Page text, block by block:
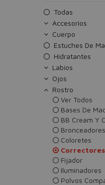
Todas
Accesorios
Cuerpo
Estuches De
Hidratantes
Labios
Ojos
Rostro
Ver Todos
Bases De
BB Cream Y
Bronceadores
Coloretes
Correctores
Fijador
Iluminadores
Polvos